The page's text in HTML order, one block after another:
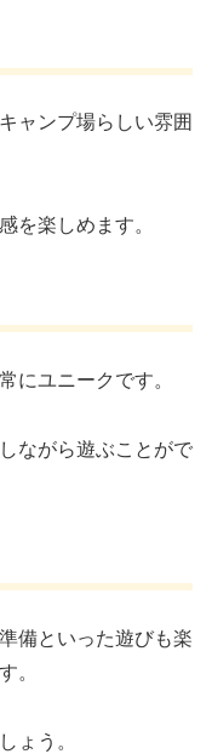
ャンプ場らしい雰囲
を楽しめます。
にユニークです。
ながら遊ぶことがで
備といった遊びも楽
。
ょう。